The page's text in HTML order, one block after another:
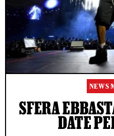
NEWS
SFERA
DATE